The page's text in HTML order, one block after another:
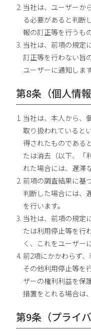
当社は、ユーザーか
る必要があると判断
報の訂正等を行うも
当社は、前項の規定
訂正等を行わない旨
ユーザーに通知します
第8条（個人情
当社は、本人から、
取り扱われていると
得されたものである
たは消去（以下、「
れた場合には、遅滞
前項の調査結果に基
判断した場合には、
を行います。
当社は、前項の規定
たは利用停止等を行
く、これをユーザー
前2項にかかわらず
その他利用停止等を
ザーの権利利益を保
措置をとれる場合は
第9条（プライ